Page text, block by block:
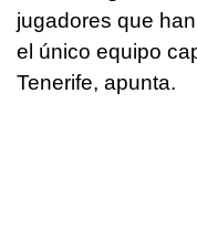
jugadores que
el único equipo
Tenerife, apunta.